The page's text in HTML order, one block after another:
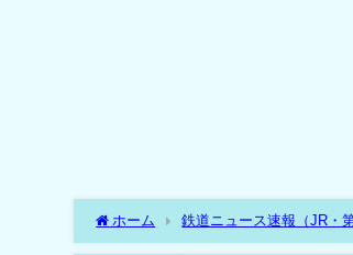
ホーム 鉄道ニュース速報（JR・
営化で一企業に押し付けた十字架の限